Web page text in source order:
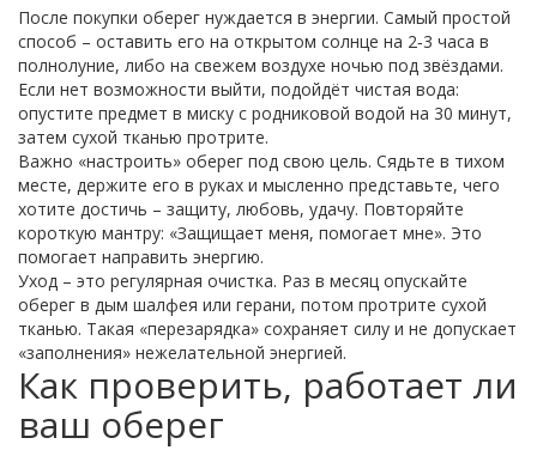
После покупки оберег нуждается в энергии. Самый простой
способ – оставить его на открытом солнце на 2‑3 часа в
полнолуние, либо на свежем воздухе ночью под звёздами.
Если нет возможности выйти, подойдёт чистая вода:
опустите предмет в миску с родниковой водой на 30 минут,
затем сухой тканью протрите.
Важно «настроить» оберег под свою цель. Сядьте в тихом
месте, держите его в руках и мысленно представьте, чего
хотите достичь – защиту, любовь, удачу. Повторяйте
короткую мантру: «Защищает меня, помогает мне». Это
помогает направить энергию.
Уход – это регулярная очистка. Раз в месяц опускайте
оберег в дым шалфея или герани, потом протрите сухой
тканью. Такая «перезарядка» сохраняет силу и не допускает
«заполнения» нежелательной энергией.
Как проверить, работает ли
ваш оберег